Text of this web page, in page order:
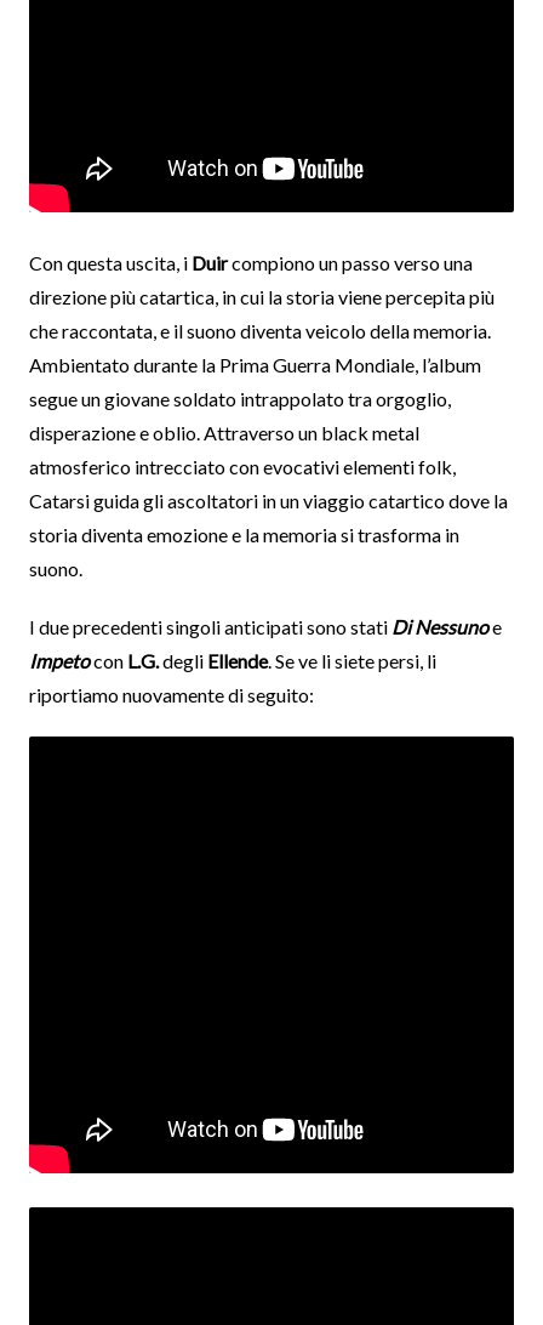
Con questa uscita, i Duircompiono un passo verso una
direzione più catartica, in cui la storia viene percepita più
che raccontata, e il suono diventa veicolo della memoria.
Ambientato durante la Prima Guerra Mondiale, l’album
segue un giovane soldato intrappolato tra orgoglio,
disperazione e oblio. Attraverso un black metal
atmosferico intrecciato con evocativi elementi folk,
Catarsi guida gli ascoltatori in un viaggio catartico dove la
storia diventa emozione e la memoria si trasforma in
suono.
I due precedenti singoli anticipati sono stati Di Nessunoe
Impetocon L.G.degli Ellende. Se ve li siete persi, li
riportiamo nuovamente di seguito: